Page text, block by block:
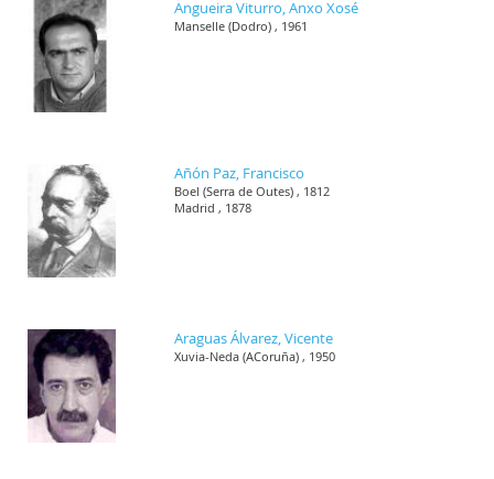
Angueira Viturro, Anxo Xosé
Manselle (Dodro) , 1961
Añón Paz, Francisco
Boel (Serra de Outes) , 1812
Madrid , 1878
Araguas Álvarez, Vicente
Xuvia-Neda (ACoruña) , 1950